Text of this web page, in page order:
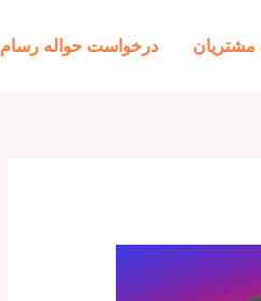
مشتریان درخواست حواله رسام